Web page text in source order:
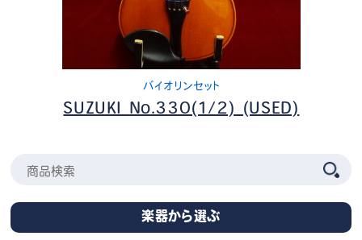
楽器から選ぶ
バイオリンセット
SUZUKI No.330(1/2) (USED)